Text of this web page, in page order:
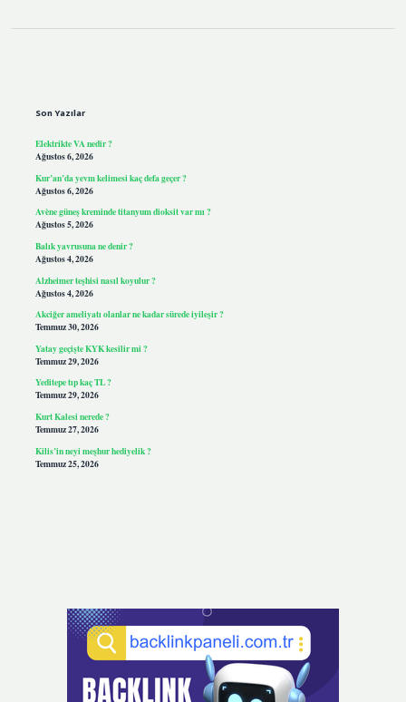
Son Yazılar
Elektrikte VA nedir ?
Ağustos 6, 2026
Kur’an’da yevm kelimesi kaç defa geçer ?
Ağustos 6, 2026
Avène güneş kreminde titanyum dioksit var mı ?
Ağustos 5, 2026
Balık yavrusuna ne denir ?
Ağustos 4, 2026
Alzheimer teşhisi nasıl koyulur ?
Ağustos 4, 2026
Akciğer ameliyatı olanlar ne kadar sürede iyileşir ?
Temmuz 30, 2026
Yatay geçişte KYK kesilir mi ?
Temmuz 29, 2026
Yeditepe tıp kaç TL ?
Temmuz 29, 2026
Kurt Kalesi nerede ?
Temmuz 27, 2026
Kilis’in neyi meşhur hediyelik ?
Temmuz 25, 2026